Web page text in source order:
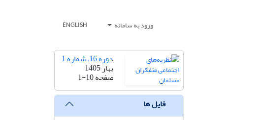
ورود به سامانه ENGLISH
دوره 16، شماره 1
بهار 1405
صفحه1-10
فایل ها